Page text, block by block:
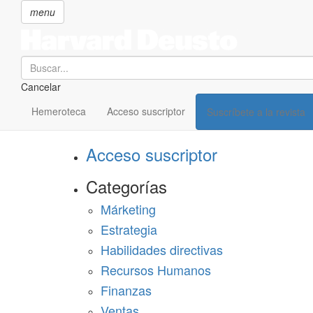
menu
Search
Cancelar
Hemeroteca Acceso suscriptor Suscríbete a la revista
SECCIONES
Suscríbete a Harvard Deusto
Acceso suscriptor
Categorías
Márketing
Estrategia
Habilidades directivas
Recursos Humanos
Finanzas